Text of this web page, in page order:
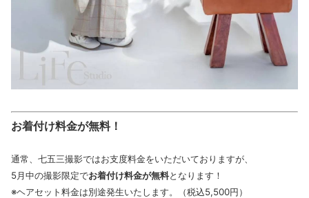
お着付け料金が無料！
通常、七五三撮影ではお支度料金をいただいておりますが、
5月中の撮影限定でお着付け料金が無料となります！
※ヘアセット料金は別途発生いたします。（税込5,500円）